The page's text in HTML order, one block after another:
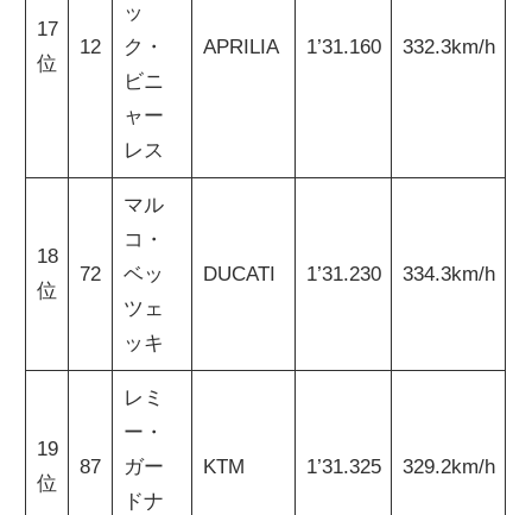
17
位
12
ッ
ク・
ビニ
ャー
レス
APRILIA 1’31.160 332.3km/h
18
位
72
マル
コ・
ベッ
ツェ
ッキ
DUCATI 1’31.230 334.3km/h
19
位
87
レミ
ー・
ガー
ドナ
KTM 1’31.325 329.2km/h